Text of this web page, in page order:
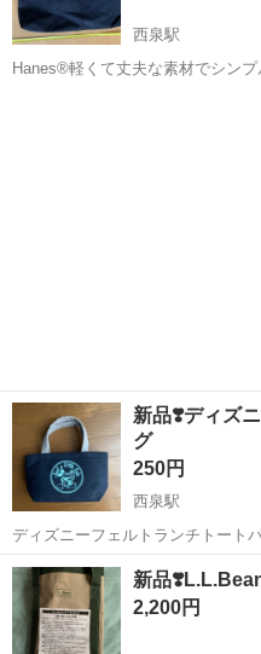
西泉駅
Hanes®軽くて丈夫な素材でシン
新品❣️ディズ
グ
250円
西泉駅
ディズニーフェルトランチトート
ニール袋から出しました 温かい感
注）値下げ交渉はご遠慮ください
石川 金沢市 西泉駅 バ
新品
2,200円